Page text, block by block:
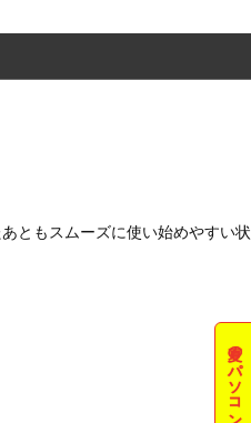
夏のパソコン祭
ともスムーズに使い始めやすい